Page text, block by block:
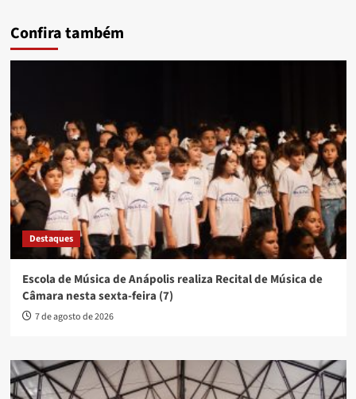
Confira também
Destaques
Escola de Música de Anápolis realiza Recital de Música de
Câmara nesta sexta-feira (7)
7 de agosto de 2026